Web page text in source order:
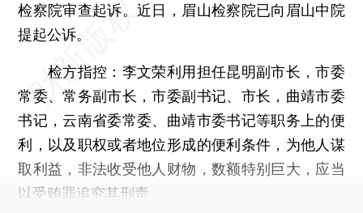
检察院审查起诉。近日，眉山检察院已向眉山中院
提起公诉。
检方指控：李文荣利用担任昆明副市长，市委
常委、常务副市长，市委副书记、市长，曲靖市委
书记，云南省委常委、曲靖市委书记等职务上的便
利，以及职权或者地位形成的便利条件，为他人谋
取利益，非法收受他人财物，数额特别巨大，应当
以受贿罪追究其刑责。